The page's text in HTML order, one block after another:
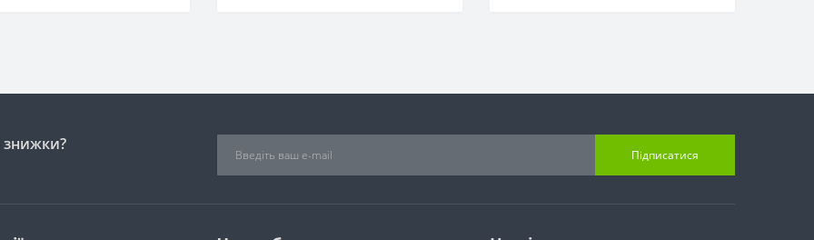
знижки?
Підписатися